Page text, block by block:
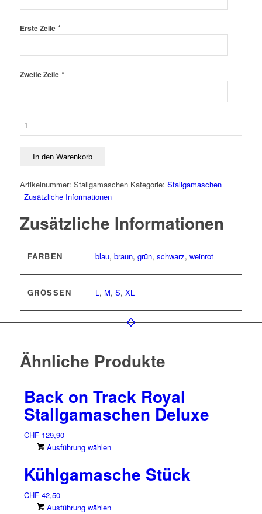
Erste Zeile*
Zweite Zeile*
Stallgamaschen
In den Warenkorb
Artikelnummer: Stallgamaschen Kategorie: Stallgamaschen
Zusätzliche Informationen
Zusätzliche Informationen
FARBEN blau, braun, grün, schwarz, weinrot
GRÖSSEN L, M, S, XL
Ähnliche Produkte
Back on Track Royal
Stallgamaschen Deluxe
CHF129,90
Ausführung wählen
weist
mehrere
Kühlgamasche Stück
CHF42,50
Ausführung wählen